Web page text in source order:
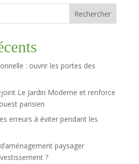
Rechercher
: ouvrir les portes des
Le Jardin Moderne et renforce
parisien
erreurs à éviter pendant les
paysager
?